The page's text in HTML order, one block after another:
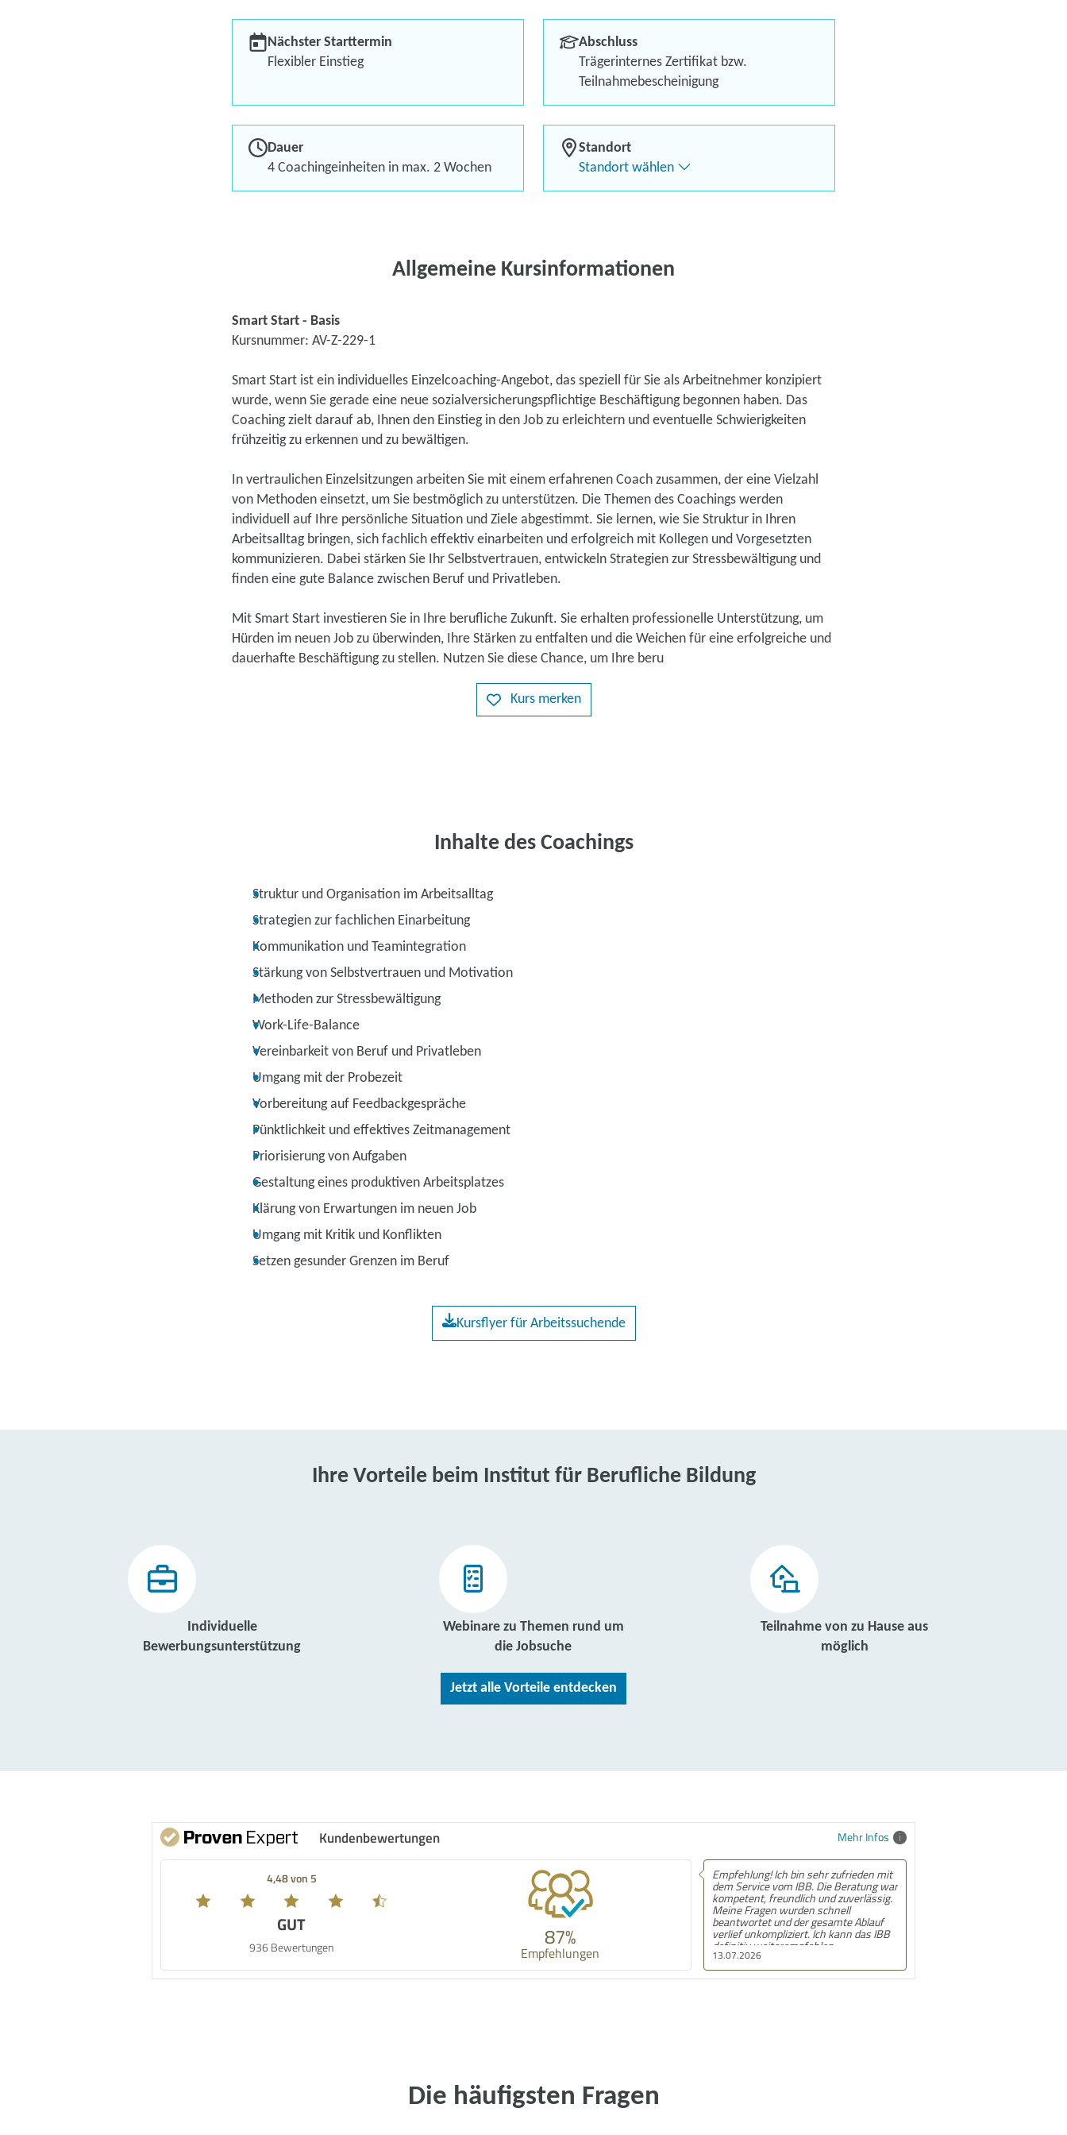
Maßgeschneiderte Coachings für Ihren beruflichen Erfolg
Persönliche Unterstützung beim nächsten Karriereschritt
Teilnahme von zu Hause aus möglich
Kostenlos mit Fördergutschein (AVGS)
Kontaktieren Sie uns jetzt
Nächster Starttermin
Flexibler Einstieg
Abschluss
Trägerinternes Zertifikat bzw.
Teilnahmebescheinigung
Dauer
4 Coachingeinheiten in max. 2 Wochen
Standort
Standort wählen
Allgemeine Kursinformationen
Smart Start - Basis
Kursnummer: AV-Z-229-1
Smart Start ist ein individuelles Einzelcoaching-Angebot, das speziell für Sie als Arbeitnehmer konzipiert
wurde, wenn Sie gerade eine neue sozialversicherungspflichtige Beschäftigung begonnen haben. Das
Coaching zielt darauf ab, Ihnen den Einstieg in den Job zu erleichtern und eventuelle Schwierigkeiten
frühzeitig zu erkennen und zu bewältigen.
In vertraulichen Einzelsitzungen arbeiten Sie mit einem erfahrenen Coach zusammen, der eine Vielzahl
von Methoden einsetzt, um Sie bestmöglich zu unterstützen. Die Themen des Coachings werden
individuell auf Ihre persönliche Situation und Ziele abgestimmt. Sie lernen, wie Sie Struktur in Ihren
Arbeitsalltag bringen, sich fachlich effektiv einarbeiten und erfolgreich mit Kollegen und Vorgesetzten
kommunizieren. Dabei stärken Sie Ihr Selbstvertrauen, entwickeln Strategien zur Stressbewältigung und
finden eine gute Balance zwischen Beruf und Privatleben.
Mit Smart Start investieren Sie in Ihre berufliche Zukunft. Sie erhalten professionelle Unterstützung, um
Hürden im neuen Job zu überwinden, Ihre Stärken zu entfalten und die Weichen für eine erfolgreiche und
dauerhafte Beschäftigung zu stellen. Nutzen Sie diese Chance, um Ihre beru
Kurs merken
Inhalte des Coachings
Struktur und Organisation im Arbeitsalltag
Strategien zur fachlichen Einarbeitung
Kommunikation und Teamintegration
Stärkung von Selbstvertrauen und Motivation
Methoden zur Stressbewältigung
Work-Life-Balance
Vereinbarkeit von Beruf und Privatleben
Umgang mit der Probezeit
Vorbereitung auf Feedbackgespräche
Pünktlichkeit und effektives Zeitmanagement
Priorisierung von Aufgaben
Gestaltung eines produktiven Arbeitsplatzes
Klärung von Erwartungen im neuen Job
Umgang mit Kritik und Konflikten
Setzen gesunder Grenzen im Beruf
Kursflyer für Arbeitssuchende
Ihre Vorteile beim Institut für Berufliche Bildung
Individuelle
Bewerbungsunterstützung
Webinare zu Themen rund um
die Jobsuche
Teilnahme von zu Hause aus
möglich
Jetzt alle Vorteile entdecken
Mehr Infos
Kundenbewertungen
4,48 von 5
GUT
936 Bewertungen 87%
Empfehlungen 13.07.2026
Empfehlung! Ich bin sehr zufrieden mit
dem Service vom IBB. Die Beratung war
kompetent, freundlich und zuverlässig.
Meine Fragen wurden schnell
beantwortet und der gesamte Ablauf
verlief unkompliziert. Ich kann das IBB
definitiv weiterempfehlen.
Insbesondere bedanke ich mich bei den
Mitarbeiterinnen des Frankfurter
Standorts für die Unterstützung.
Die häufigsten Fragen